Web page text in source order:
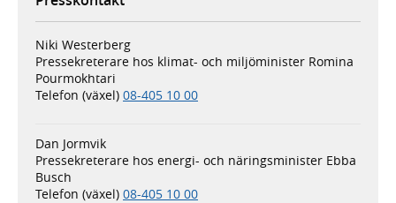
Niki Westerberg
Pressekreterare hos klimat- och miljöminister Romina
Pourmokhtari
Telefon (växel) 08-405 10 00
Dan Jormvik
Pressekreterare hos energi- och näringsminister Ebba
Busch
Telefon (växel) 08-405 10 00